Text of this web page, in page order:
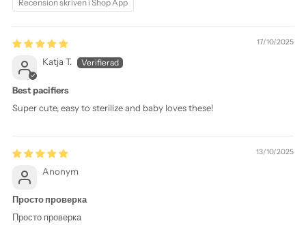
Recension skriven i Shop App
17/10/2025
Katja T.
Best pacifiers
Super cute, easy to sterilize and baby loves these!
13/10/2025
Anonym
Просто проверка
Просто проверка